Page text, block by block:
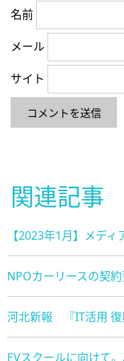
名前
メール
サイト
関連記事
【2023年1月】メディ
NPOカーリースの契
河北新報 『IT活用 復
EVスクールに向けて。